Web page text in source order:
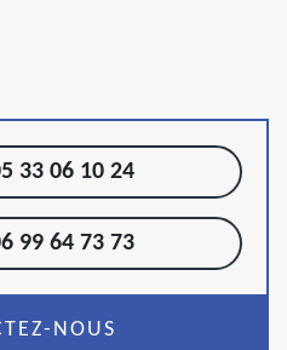
33 06 10 24
99 64 73 73
NOUS